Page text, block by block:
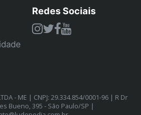
Redes Sociais
- ME | CNPJ: 29.334.854/0001-96 | R Dr
Bueno, 395 - São Paulo/SP |